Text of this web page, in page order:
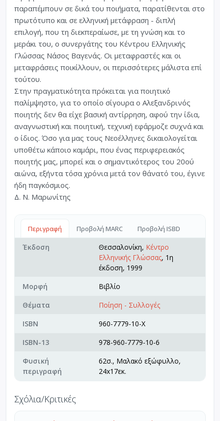
παραπέμπουν σε δικά του ποιήματα, παρατίθενται στο
πρωτότυπο και σε ελληνική μετάφραση - διπλή
επιλογή, που τη διεκπεραίωσε, με τη γνώση και το
μεράκι του, ο συνεργάτης του Κέντρου Ελληνικής
Γλώσσας Νάσος Βαγενάς. Οι μεταφραστές και οι
μεταφράσεις ποικίλλουν, οι περισσότερες μάλιστα επί
τούτου.
Στην πραγματικότητα πρόκειται για ποιητικό
παλίμψηστο, για το οποίο σίγουρα ο Αλεξανδρινός
ποιητής δεν θα είχε βασική αντίρρηση, αφού την ίδια,
αναγνωστική και ποιητική, τεχνική εφάρμοζε συχνά και
ο ίδιος. Όσο για μας τους Νεοέλληνες δικαιολογείται
υποθέτω κάποιο καμάρι, που ένας περιφερειακός
ποιητής μας, μπορεί και ο σημαντικότερος του 20ού
αιώνα, εξήντα τόσα χρόνια μετά τον θάνατό του, έγινε
ήδη παγκόσμιος.
Δ. Ν. Μαρωνίτης
Περιγραφή Προβολή MARC Προβολή ISBD
Έκδοση Θεσσαλονίκη, Κέντρο
Ελληνικής Γλώσσας, 1η
έκδοση, 1999
Μορφή
Βιβλίο
Θέματα
Ποίηση - Συλλογές
ISBN
960-7779-10-X
ISBN-13
978-960-7779-10-6
Φυσική
περιγραφή
62σ., Μαλακό εξώφυλλο,
24x17εκ.
Σχόλια/Κριτικές